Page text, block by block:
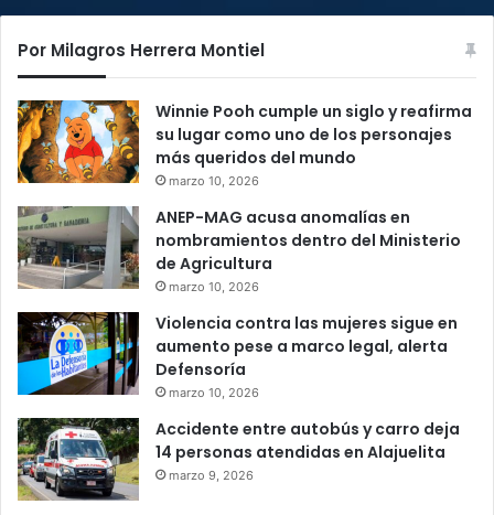
Por Milagros Herrera Montiel
Winnie Pooh cumple un siglo y reafirma
su lugar como uno de los personajes
más queridos del mundo
marzo 10, 2026
ANEP-MAG acusa anomalías en
nombramientos dentro del Ministerio
de Agricultura
marzo 10, 2026
Violencia contra las mujeres sigue en
aumento pese a marco legal, alerta
Defensoría
marzo 10, 2026
Accidente entre autobús y carro deja
14 personas atendidas en Alajuelita
marzo 9, 2026